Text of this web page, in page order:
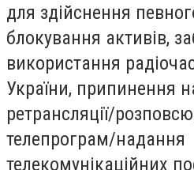
для здійснення
блокування активів,
використання
України, припинення
ретрансляції/
телепрограм/надання
телекомунікаційних